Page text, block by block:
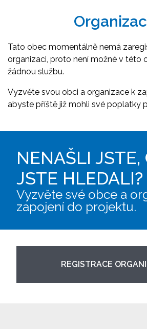
Tato obec momentálně nemá
organizaci, proto není možné v této
žádnou službu.
Vyzvěte svou obci a organizace k
abyste příště již mohli své poplatky
NENAŠLI JSTE,
JSTE HLEDALI?
Vyzvěte své obce a
zapojení do projektu.
REGISTRACE